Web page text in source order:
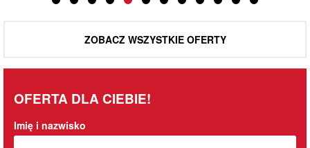
ZOBACZ WSZYSTKIE OFERTY
OFERTA DLA CIEBIE!
Imię i nazwisko